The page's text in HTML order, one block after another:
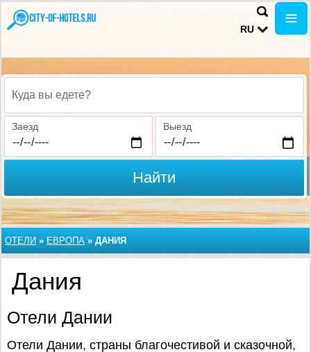
RU
Куда вы едете?
Заезд Выезд
Найти
ОТЕЛИ » ЕВРОПА » ДАНИЯ
Дания
Отели Дании
Отели Дании, страны благочестивой и сказочной,